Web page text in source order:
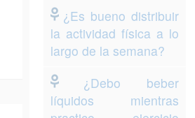
¿Es bueno distribuir
la actividad física a lo
largo de la semana?
¿Debo beber
líquidos mientras